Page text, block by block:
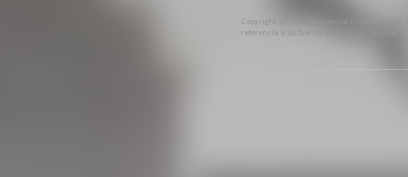
Copyright 2013-2025 Valencia Club de
referencia a su fuente, además de contener